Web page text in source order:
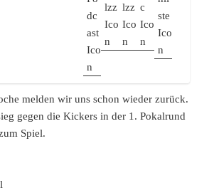
melden wir uns schon wieder zurück.
gegen die Kickers in der 1. Pokalrund
Spiel.